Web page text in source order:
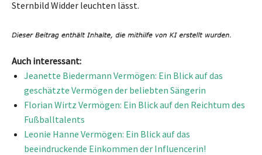
Sternbild Widder leuchten lässt.
Auch interessant:
Jeanette Biedermann Vermögen: Ein Blick auf das
geschätzte Vermögen der beliebten Sängerin
Florian Wirtz Vermögen: Ein Blick auf den Reichtum des
Fußballtalents
Leonie Hanne Vermögen: Ein Blick auf das
beeindruckende Einkommen der Influencerin!